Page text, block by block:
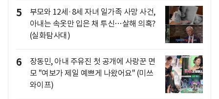
5
부모와 12세·8세 자녀 일가족 사망 사건,
아내는 속옷만 입은 채 투신…살해 의혹?
(실화탐사대)
6
장동민, 아내 주유진 첫 공개에 사랑꾼 면
모 "여보가 제일 예쁘게 나왔어요" (미쓰
와이프)